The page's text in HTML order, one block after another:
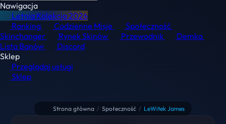
Nawigacja
Letnia Kolekcja2026
Ranking
Codzienne Misje
Społeczność
Skinchanger
Rynek Skinów Przewodnik
Demka
Lista Banów
Discord
Sklep
Przeglądaj usługi
Sklep
Strona główna / Społeczność / LeWitek James